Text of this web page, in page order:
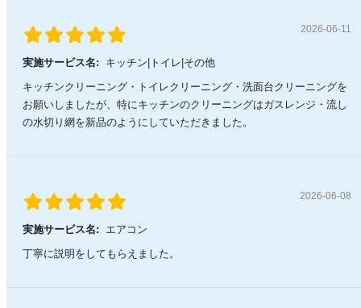
2026-06-11
実施サービス名:
キッチン|トイレ|その他
キッチンクリーニング・トイレクリーニング・洗面台クリーニングを
お願いしましたが、特にキッチンのクリーニングはガスレンジ・流し
の水切り網を新品のようにしていただきました。
2026-06-08
実施サービス名:
エアコン
丁寧に説明をしてもらえました。